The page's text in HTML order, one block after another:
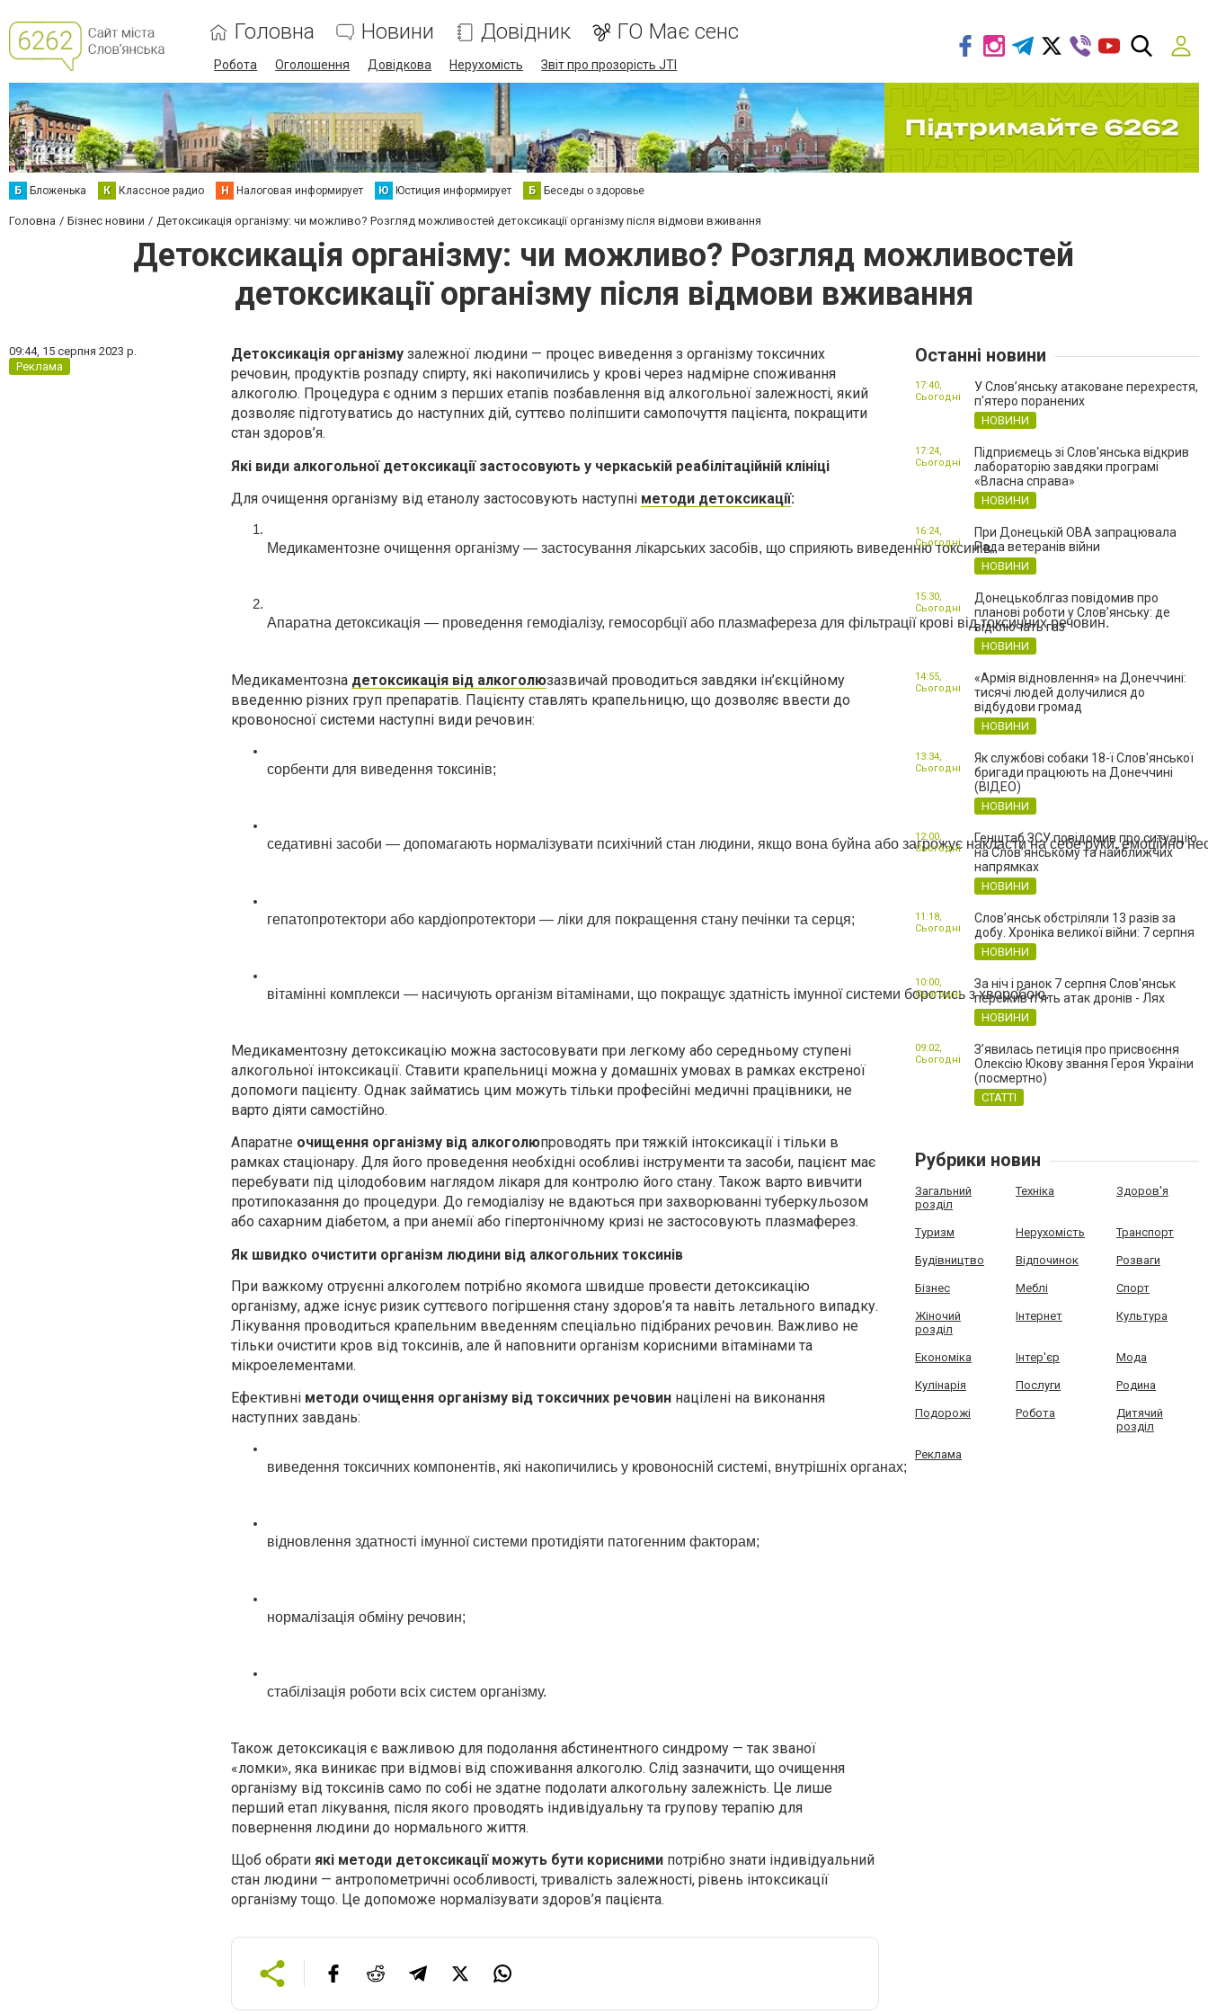
Головна Новини Довідник ГО Має сенс
Робота Оголошення Довідкова Нерухомість Звіт про прозорість JTI
Б Бложенька К Классное радио Н Налоговая информирует Ю Юстиция информирует Б Беседы о здоровье
Головна Бізнес новини Детоксикація організму: чи можливо? Розгляд можливостей детоксикації організму після відмови вживання
Детоксикація організму: чи можливо? Розгляд можливостей
детоксикації організму після відмови вживання
09:44, 15 серпня 2023 р.
Реклама
Детоксикація організму залежної людини — процес виведення з організму токсичних
речовин, продуктів розпаду спирту, які накопичились у крові через надмірне споживання
алкоголю. Процедура є одним з перших етапів позбавлення від алкогольної залежності, який
дозволяє підготуватись до наступних дій, суттєво поліпшити самопочуття пацієнта, покращити
стан здоров’я.
Які види алкогольної детоксикації застосовують у черкаській реабілітаційній клініці
Для очищення організму від етанолу застосовують наступні методи детоксикації:
Медикаментозне очищення організму — застосування лікарських засобів, що сприяють виведенню токсинів.
Апаратна детоксикація — проведення гемодіалізу, гемосорбції або плазмафереза для фільтрації крові від токсичних речовин.
Медикаментозна детоксикація від алкоголюзазвичай проводиться завдяки ін’єкційному
введенню різних груп препаратів. Пацієнту ставлять крапельницю, що дозволяє ввести до
кровоносної системи наступні види речовин:
сорбенти для виведення токсинів;
седативні засоби — допомагають нормалізувати психічний стан людини, якщо вона буйна або загрожує накласти на себе руки, емоційно
гепатопротектори або кардіопротектори — ліки для покращення стану печінки та серця;
вітамінні комплекси — насичують організм вітамінами, що покращує здатність імунної системи боротись з хворобою.
Медикаментозну детоксикацію можна застосовувати при легкому або середньому ступені
алкогольної інтоксикації. Ставити крапельниці можна у домашніх умовах в рамках екстреної
допомоги пацієнту. Однак займатись цим можуть тільки професійні медичні працівники, не
варто діяти самостійно.
Апаратне очищення організму від алкоголюпроводять при тяжкій інтоксикації і тільки в
рамках стаціонару. Для його проведення необхідні особливі інструменти та засоби, пацієнт має
перебувати під цілодобовим наглядом лікаря для контролю його стану. Також варто вивчити
протипоказання до процедури. До гемодіалізу не вдаються при захворюванні туберкульозом
або сахарним діабетом, а при анемії або гіпертонічному кризі не застосовують плазмаферез.
Як швидко очистити організм людини від алкогольних токсинів
При важкому отруєнні алкоголем потрібно якомога швидше провести детоксикацію
організму, адже існує ризик суттєвого погіршення стану здоров’я та навіть летального випадку.
Лікування проводиться крапельним введенням спеціально підібраних речовин. Важливо не
тільки очистити кров від токсинів, але й наповнити організм корисними вітамінами та
мікроелементами.
Ефективні методи очищення організму від токсичних речовин націлені на виконання
наступних завдань:
виведення токсичних компонентів, які накопичились у кровоносній системі, внутрішніх органах;
відновлення здатності імунної системи протидіяти патогенним факторам;
нормалізація обміну речовин;
стабілізація роботи всіх систем організму.
Також детоксикація є важливою для подолання абстинентного синдрому — так званої
«ломки», яка виникає при відмові від споживання алкоголю. Слід зазначити, що очищення
організму від токсинів само по собі не здатне подолати алкогольну залежність. Це лише
перший етап лікування, після якого проводять індивідуальну та групову терапію для
повернення людини до нормального життя.
Щоб обрати які методи детоксикації можуть бути корисними потрібно знати індивідуальний
стан людини — антропометричні особливості, тривалість залежності, рівень інтоксикації
організму тощо. Це допоможе нормалізувати здоров’я пацієнта.
Останні новини
У Слов’янську атаковане перехрестя,
п'ятеро поранених
НОВИНИ
17:40,
Сьогодні
Підприємець зі Слов'янська відкрив
лабораторію завдяки програмі
«Власна справа»
НОВИНИ
17:24,
Сьогодні
При Донецькій ОВА запрацювала
Рада ветеранів війни
НОВИНИ
16:24,
Сьогодні
Донецькоблгаз повідомив про
планові роботи у Слов’янську: де
відключать газ
НОВИНИ
15:30,
Сьогодні
«Армія відновлення» на Донеччині:
тисячі людей долучилися до
відбудови громад
НОВИНИ
14:55,
Сьогодні
Як службові собаки 18-ї Слов'янської
бригади працюють на Донеччині
(ВІДЕО)
НОВИНИ
13:34,
Сьогодні
Генштаб ЗСУ повідомив про ситуацію
на Слов’янському та найближчих
напрямках
НОВИНИ
12:00,
Сьогодні
Слов’янськ обстріляли 13 разів за
добу. Хроніка великої війни: 7 серпня
НОВИНИ
11:18,
Сьогодні
За ніч і ранок 7 серпня Слов'янськ
пережив п'ять атак дронів - Лях
НОВИНИ
10:00,
Сьогодні
З’явилась петиція про присвоєння
Олексію Юкову звання Героя України
(посмертно)
СТАТТІ
09:02,
Сьогодні
Рубрики новин
Загальний
розділ
Техніка Здоров'я
Туризм Нерухомість Транспорт
Будівництво Відпочинок Розваги
Бізнес Меблі Спорт
Жіночий
розділ
Інтернет Культура
Економіка Інтер'єр Мода
Кулінарія Послуги Родина
Подорожі Робота
Дитячий
розділ
Реклама